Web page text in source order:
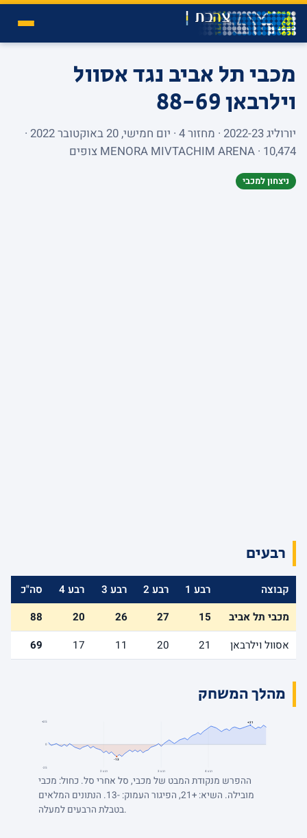
מכבי תל אביב נגד אסוול
וילרבאן88-69
יורוליג 2022-23 · מחזור 4 · יום חמישי, 20 באוקטובר 2022 ·
MENORA MIVTACHIM ARENA · 10,474 צופים
ניצחון למכבי
רבעים
קבוצה רבע 1 רבע 2 רבע 3 רבע 4
סה"כ
מכבי תל אביב
15
27
26
20
88
אסוול וילרבאן
21
20
11
17
69
מהלך המשחק
+25
0
-25
+21
-13
רבע 2 רבע 3 רבע 4
ההפרש מנקודת המבט של מכבי, סל אחרי סל. כחול: מכבי
מובילה. השיא: +21, הפיגור העמוק: -13. הנתונים המלאים
בטבלת הרבעים למעלה.